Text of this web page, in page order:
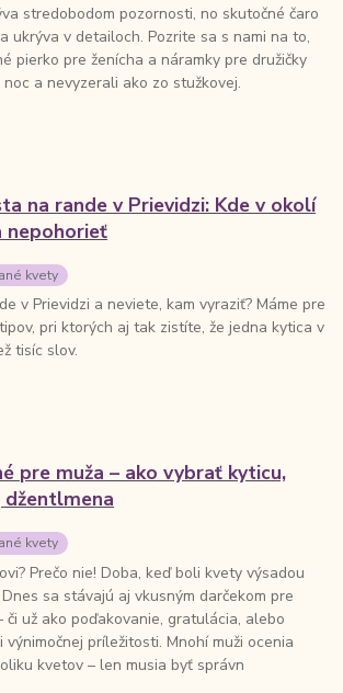
stredobodom pozornosti, no skutočné čaro
ukrýva v detailoch. Pozrite sa s nami na to,
pierko pre ženícha a náramky pre družičky
a nevyzerali ako zo stužkovej.
na rande v Prievidzi: Kde v okolí
kvety
v Prievidzi a neviete, kam vyraziť? Máme pre
pri ktorých aj tak zistíte, že jedna kytica v
tisíc slov.
pre muža – ako vybrať kyticu,
kvety
Prečo nie! Doba, keď boli kvety výsadou
sa stávajú aj vkusným darčekom pre
či už ako poďakovanie, gratulácia, alebo
príležitosti. Mnohí muži ocenia
kvetov – len musia byť správn